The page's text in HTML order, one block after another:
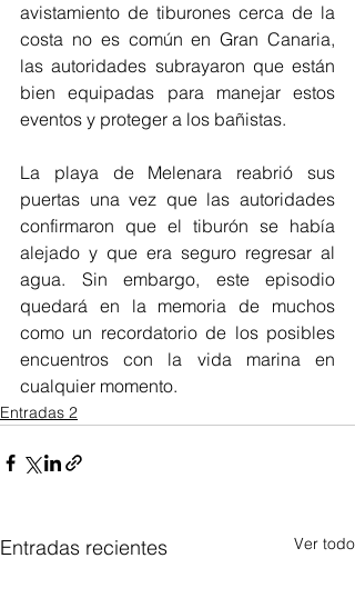
avistamiento de tiburones cerca de la
costa no es común en Gran Canaria,
las autoridades subrayaron que están
bien equipadas para manejar estos
eventos y proteger a los bañistas.
La playa de Melenara reabrió sus
puertas una vez que las autoridades
confirmaron que el tiburón se había
alejado y que era seguro regresar al
agua. Sin embargo, este episodio
quedará en la memoria de muchos
como un recordatorio de los posibles
encuentros con la vida marina en
cualquier momento.
Entradas 2
Entradas recientes Ver todo